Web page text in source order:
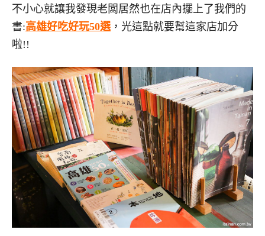
不小心就讓我發現老闆居然也在店內擺上了我們的
書:高雄好吃好玩50選 ，光這點就要幫這家店加分
啦!!